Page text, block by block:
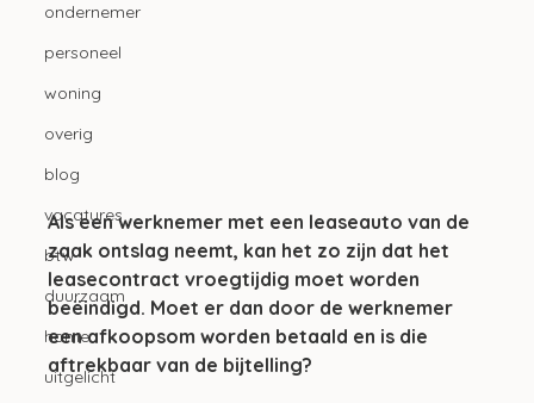
ondernemer
personeel
woning
overig
blog
vacatures
btw
duurzaam
home
uitgelicht
Als een werknemer met een leaseauto van de
zaak ontslag neemt, kan het zo zijn dat het
leasecontract vroegtijdig moet worden
beëindigd. Moet er dan door de werknemer
een afkoopsom worden betaald en is die
aftrekbaar van de bijtelling?